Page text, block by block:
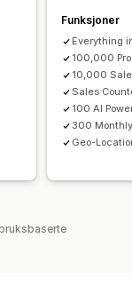
Funksjoner
Everything
100,000
10,000
Sales
100 AI
300
Geo-